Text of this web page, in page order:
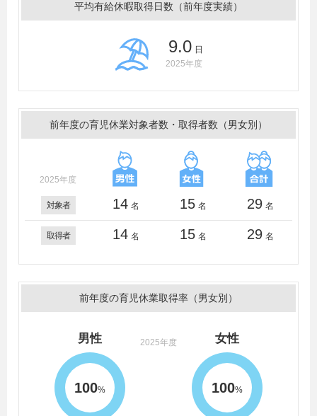
平均有給休暇取得日数（前年度実績）
9.0 日
2025年度
前年度の育児休業対象者数・取得者数（男女別）
2025年度
対象者 14 名 15 名 29 名
取得者 14 名 15 名 29 名
前年度の育児休業取得率（男女別）
2025年度
男性
100%
女性
100%